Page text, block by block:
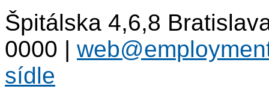
Špitálska 4,6,8
0000 |
sídle